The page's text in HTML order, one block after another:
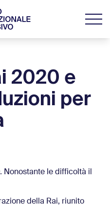
2020 e
per
Nonostante le difficoltà il
della Rai, riunito